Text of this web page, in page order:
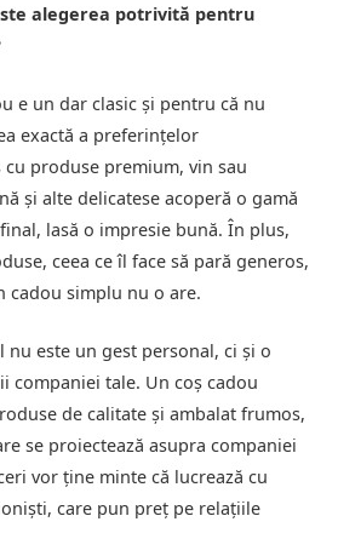
alegerea potrivită pentru
e un dar clasic și pentru că nu
exactă a preferințelor
produse premium, vin sau
și alte delicatese acoperă o gamă
lasă o impresie bună. În plus,
ceea ce îl face să pară generos,
cadou simplu nu o are.
nu este un gest personal, ci și o
companiei tale. Un coș cadou
de calitate și ambalat frumos,
se proiectează asupra companiei
vor ține minte că lucrează cu
care pun preț pe relațiile